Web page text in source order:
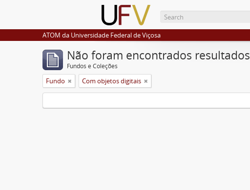
ATOM da Universidade Federal de Viçosa
Não foram encontrados resultados
Fundos e Coleções
Fundo Com objetos digitais